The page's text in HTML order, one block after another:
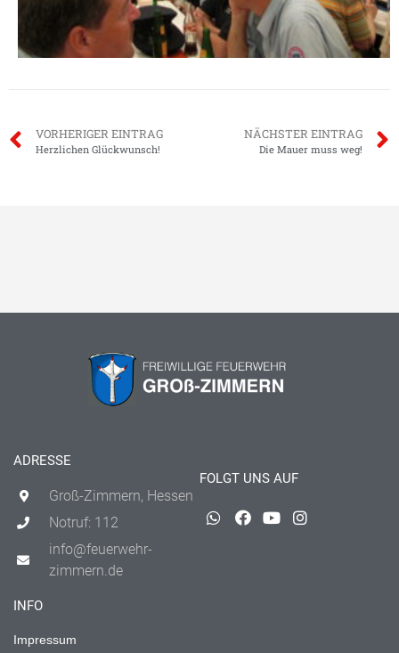
VORHERIGER EINTRAG
Herzlichen Glückwunsch!
NÄCHSTER EINTRAG
Die Mauer muss weg!
ADRESSE
Groß-Zimmern, Hessen
Notruf: 112
info@feuerwehr-
zimmern.de
FOLGT UNS AUF
INFO
Impressum